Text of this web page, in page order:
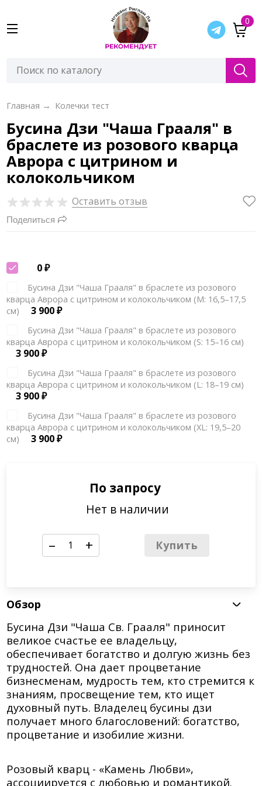
0
Главная → Колечки тест
Бусина Дзи "Чаша Грааля" в
браслете из розового кварца
Аврора с цитрином и
колокольчиком
Оставить отзыв
Поделиться
0₽
Бусина Дзи "Чаша Грааля" в браслете из розового
кварца Аврора с цитрином и колокольчиком (М: 16,5–17,5
см)
3 900₽
Бусина Дзи "Чаша Грааля" в браслете из розового
кварца Аврора с цитрином и колокольчиком (S: 15–16 см)
3 900₽
Бусина Дзи "Чаша Грааля" в браслете из розового
кварца Аврора с цитрином и колокольчиком (L: 18–19 см)
3 900₽
Бусина Дзи "Чаша Грааля" в браслете из розового
кварца Аврора с цитрином и колокольчиком (XL: 19,5–20
см)
3 900₽
По запросу
Нет в наличии
– + Купить
Обзор
Бусина Дзи "Чаша Св. Грааля" приносит
великое счастье ее владельцу,
обеспечивает богатство и долгую жизнь без
трудностей. Она дает процветание
бизнесменам, мудрость тем, кто стремится к
знаниям, просвещение тем, кто ищет
духовный путь. Владелец бусины дзи
получает много благословений: богатство,
процветание и изобилие жизни.
Розовый кварц - «Камень Любви»,
ассоциируется с любовью и романтикой.